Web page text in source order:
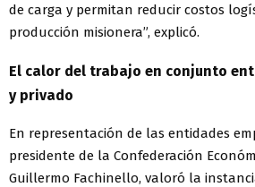
de carga y permitan reducir costos
producción misionera”, explicó.
El calor del trabajo en conjunto
y privado
En representación de las entidades
presidente de la Confederación
Guillermo Fachinello, valoró la